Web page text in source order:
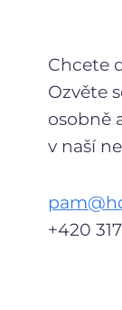
Chcete
Ozvěte
osobně
v naší
+420